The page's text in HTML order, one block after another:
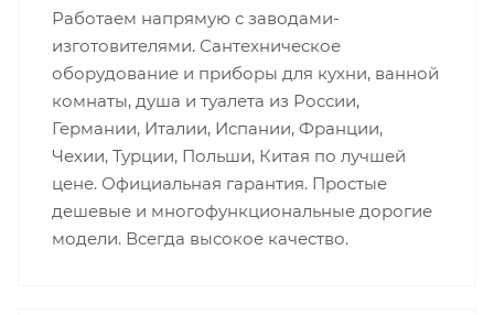
Работаем напрямую с заводами-
изготовителями. Сантехническое
оборудование и приборы для кухни, ванной
комнаты, душа и туалета из России,
Германии, Италии, Испании, Франции,
Чехии, Турции, Польши, Китая по лучшей
цене. Официальная гарантия. Простые
дешевые и многофункциональные дорогие
модели. Всегда высокое качество.